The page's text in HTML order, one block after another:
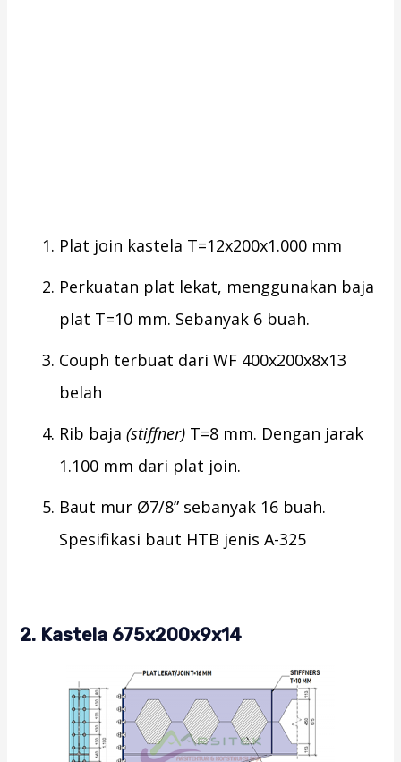
Plat join kastela T=12x200x1.000 mm
Perkuatan plat lekat, menggunakan baja
plat T=10 mm. Sebanyak 6 buah.
Couph terbuat dari WF 400x200x8x13
belah
Rib baja(stiffner) T=8 mm. Dengan jarak
1.100 mm dari plat join.
Baut mur Ø7/8” sebanyak 16 buah.
Spesifikasi baut HTB jenis A-325
2. Kastela 675x200x9x14